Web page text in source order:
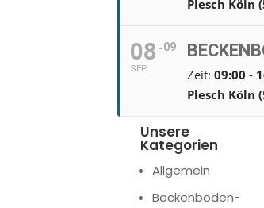
Plesch Köln
08
SEP
09
Zeit: 09:00 -
Plesch Köln
Unsere
Kategorien
Allgemein
Beckenboden-